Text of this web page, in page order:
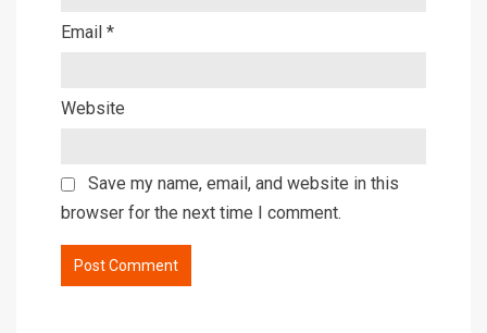
Email *
Website
Save my name, email, and website in this
browser for the next time I comment.